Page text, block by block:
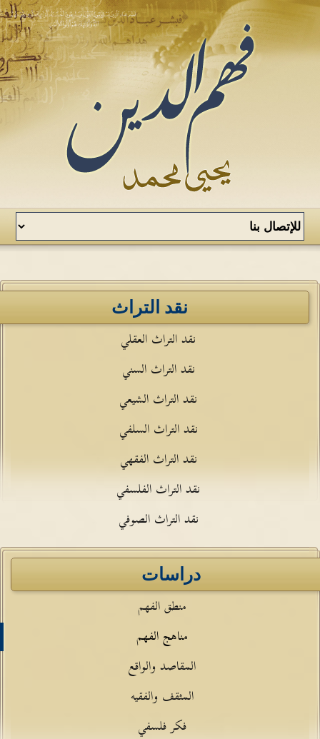
نقد التراث
نقد التراث العقلي
نقد التراث السني
نقد التراث الشيعي
نقد التراث السلفي
نقد التراث الفقهي
نقد التراث الفلسفي
نقد التراث الصوفي
دراسات
منطق الفهم
مناهج الفهم
المقاصد والواقع
المثقف والفقيه
فكر فلسفي